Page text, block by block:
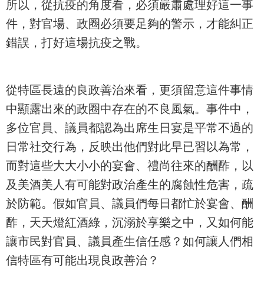
所以，從抗疫的角度看，必須嚴肅處理好這一事
件，對官場、政圈必須要足夠的警示，才能糾正
錯誤，打好這場抗疫之戰。
從特區長遠的良政善治來看，更須留意這件事情
中顯露出來的政圈中存在的不良風氣。事件中，
多位官員、議員都認為出席生日宴是平常不過的
日常社交行為，反映出他們對此早已習以為常，
而對這些大大小小的宴會、禮尚往來的酬酢，以
及美酒美人有可能對政治產生的腐蝕性危害，疏
於防範。假如官員、議員們每日都忙於宴會、酬
酢，天天燈紅酒綠，沉溺於享樂之中，又如何能
讓市民對官員、議員產生信任感？如何讓人們相
信特區有可能出現良政善治？